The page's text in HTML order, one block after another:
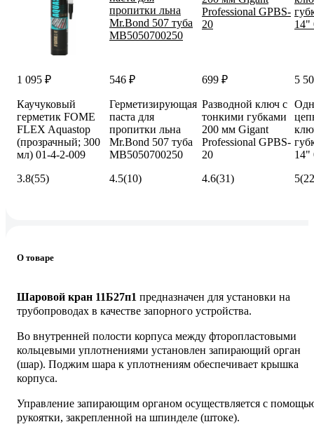
1 095 ₽
Каучуковый
герметик FOME
FLEX Aquastop
(прозрачный; 300
мл) 01-4-2-009
3.8(55)
546 ₽
Герметизирующая
паста для
пропитки льна
Mr.Bond 507 туба
MB5050700250
4.5(10)
699 ₽
Разводной ключ с
тонкими губками
200 мм Gigant
Professional GPBS-
20
4.6(31)
5
14"
5
О товаре
Шаровой кран 11Б27п1 предназначен для установки на
трубопроводах в качестве запорного устройства.
Во внутренней полости корпуса между фторопластовыми
кольцевыми уплотнениями установлен запирающий орган
(шар). Поджим шара к уплотнениям обеспечивает крышка
корпуса.
Управление запирающим органом осуществляется с
рукоятки, закрепленной на шпинделе (штоке).